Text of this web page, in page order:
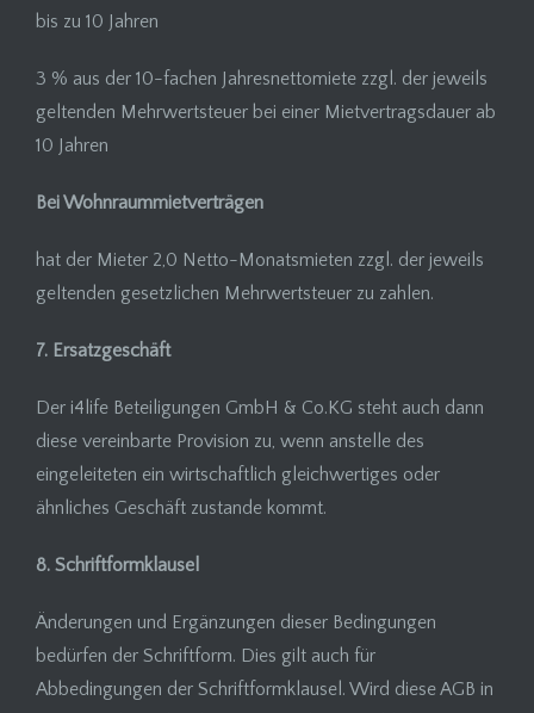
bis zu 10 Jahren
3 % aus der 10-fachen Jahresnettomiete zzgl. der jeweils
geltenden Mehrwertsteuer bei einer Mietvertragsdauer ab
10 Jahren
Bei Wohnraummietverträgen
hat der Mieter 2,0 Netto-Monatsmieten zzgl. der jeweils
geltenden gesetzlichen Mehrwertsteuer zu zahlen.
7. Ersatzgeschäft
Der i4life Beteiligungen GmbH & Co.KG steht auch dann
diese vereinbarte Provision zu, wenn anstelle des
eingeleiteten ein wirtschaftlich gleichwertiges oder
ähnliches Geschäft zustande kommt.
8. Schriftformklausel
Änderungen und Ergänzungen dieser Bedingungen
bedürfen der Schriftform. Dies gilt auch für
Abbedingungen der Schriftformklausel. Wird diese AGB in